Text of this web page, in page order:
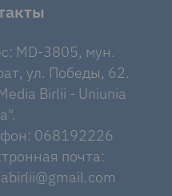
MD-3805, мун.
ул. Победы, 62.
Birlii - Uniunia
068192226
почта: